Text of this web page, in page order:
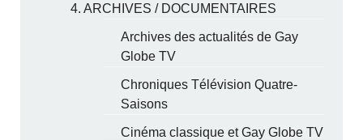
4. ARCHIVES / DOCUMENTAIRES
Archives des actualités de Gay
Globe TV
Chroniques Télévision Quatre-
Saisons
Cinéma classique et Gay Globe TV